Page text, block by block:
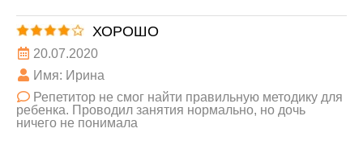
ХОРОШО
20.07.2020
Имя: Ирина
Репетитор не смог найти правильную методику для
ребенка. Проводил занятия нормально, но дочь
ничего не понимала